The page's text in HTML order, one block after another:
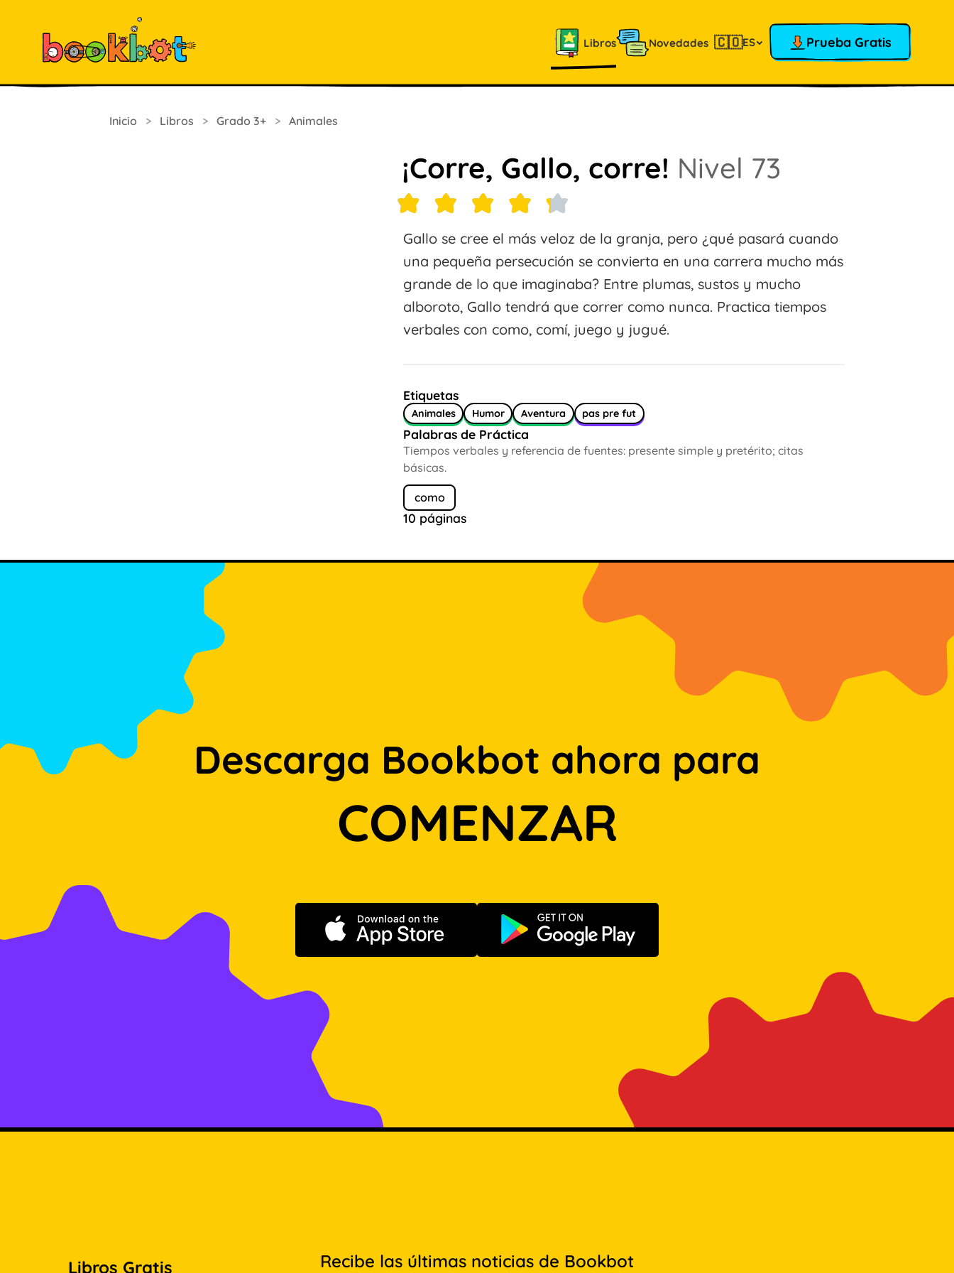
Libros Novedades 🇨🇴ES Prueba Gratis
Inicio > Libros > Grado 3+ > Animales
¡Corre, Gallo, corre! Nivel 73
Gallo se cree el más veloz de la granja, pero ¿qué pasará cuando
una pequeña persecución se convierta en una carrera mucho más
grande de lo que imaginaba? Entre plumas, sustos y mucho
alboroto, Gallo tendrá que correr como nunca. Practica tiempos
verbales con como, comí, juego y jugué.
Etiquetas
Animales Humor Aventura pas pre fut
Palabras de Práctica
Tiempos verbales y referencia de fuentes: presente simple y pretérito; citas
básicas.
como
10 páginas
Descarga Bookbot ahora para
COMENZAR
Descargar en App Store Disponible en Google Play
Libros Gratis Recibe las últimas noticias de Bookbot